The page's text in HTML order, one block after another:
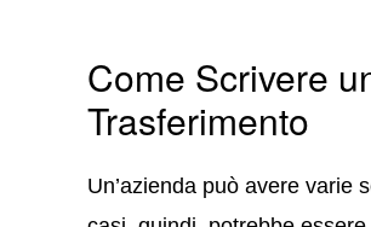
Come Scrivere
Trasferimento
Un’azienda può avere varie